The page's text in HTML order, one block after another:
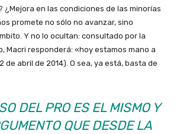
¿Mejora en las condiciones de las minorías
promete no sólo no avanzar, sino
Y no lo ocultan: consultado por la
Macri responderá: «hoy estamos mano a
de abril de 2014). O sea, ya está, basta de
DEL PRO ES EL MISMO Y
QUE DESDE LA